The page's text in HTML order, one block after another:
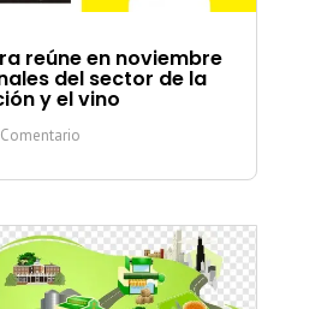
reúne en noviembre
del sector de la
y el vino